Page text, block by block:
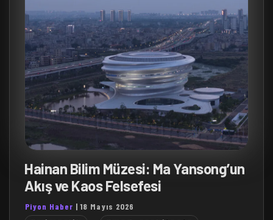
Hainan Bilim Müzesi: Ma Yansong’un
Akış ve Kaos Felsefesi
Piyon Haber |18 Mayıs 2026